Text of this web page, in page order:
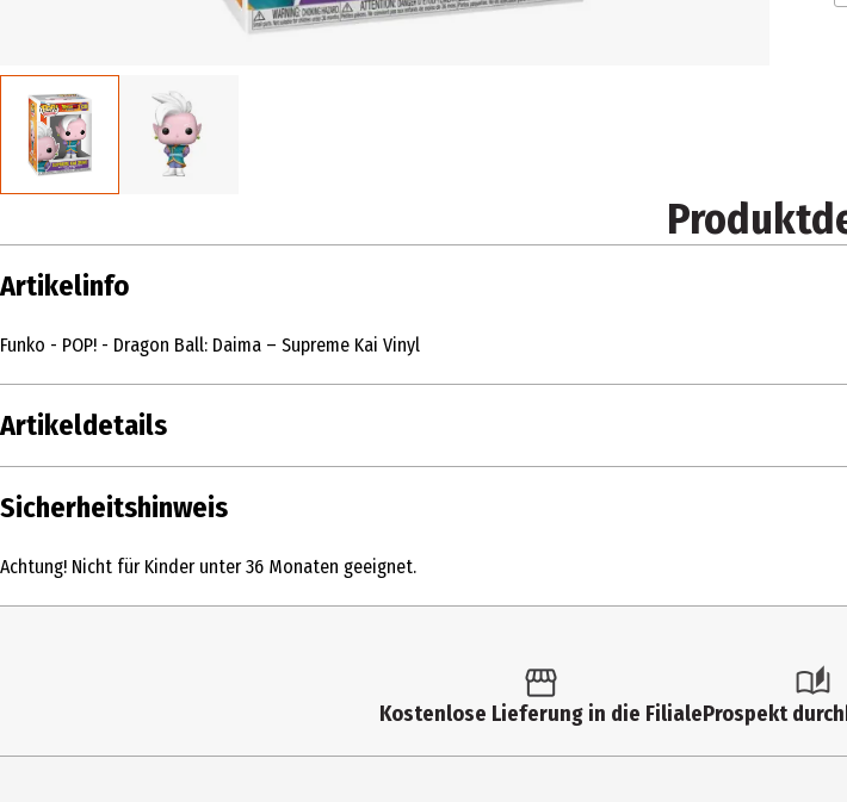
Artikelinfo
Funko - POP! - Dragon Ball: Daima – Supreme Kai Vinyl
Artikeldetails
Inhalt
Sicherheitshinweis
Achtung! Nicht für Kinder unter 36 Monaten geeignet.
Kostenlose Lieferung in die FilialeProspekt